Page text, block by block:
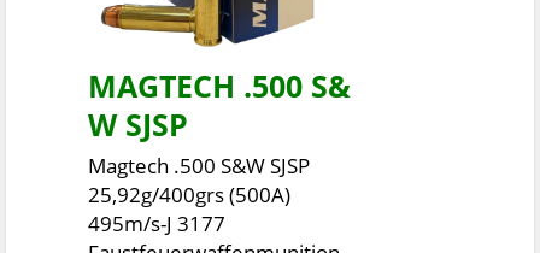
MAGTECH .500 S&
W SJSP
Magtech .500 S&W SJSP
25,92g/400grs (500A)
495m/s-J 3177